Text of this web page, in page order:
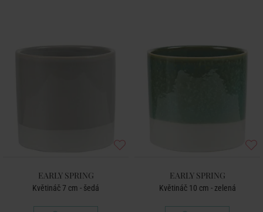
EARLY SPRING
Květináč 7 cm - šedá
EARLY SPRING
Květináč 10 cm - zelená